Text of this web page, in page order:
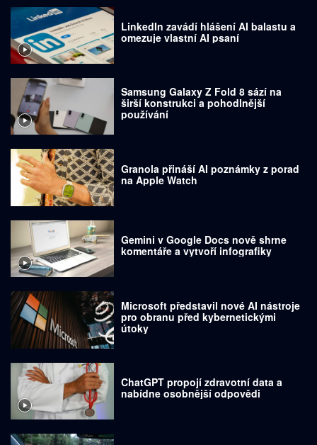
LinkedIn zavádí hlášení AI balastu a
omezuje vlastní AI psaní
Samsung Galaxy Z Fold 8 sází na
širší konstrukci a pohodlnější
používání
Granola přináší AI poznámky z porad
na Apple Watch
Gemini v Google Docs nově shrne
komentáře a vytvoří infografiky
Microsoft představil nové AI nástroje
pro obranu před kybernetickými
útoky
ChatGPT propojí zdravotní data a
nabídne osobnější odpovědi